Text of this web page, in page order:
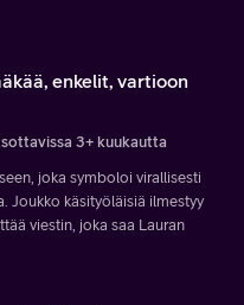
enkelit, vartioon
3+ kuukautta
joka symboloi virallisesti
Joukko käsityöläisiä ilmestyy
viestin, joka saa Lauran